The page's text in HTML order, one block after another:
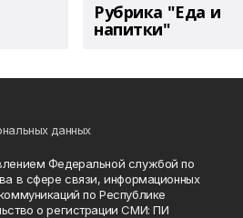
Рубрика "Еда и
напитки"
данных
Федеральной службой по
в сфере связи, информационных
по Республике
о регистрации СМИ: ПИ